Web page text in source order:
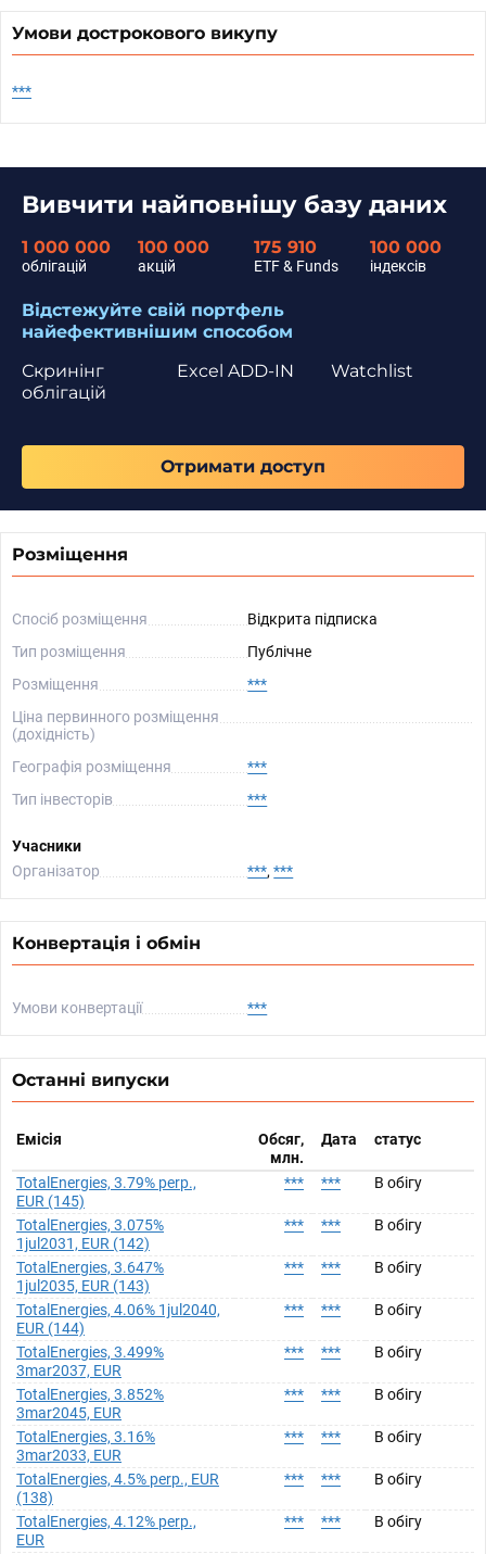
Умови дострокового викупу
***
Вивчити найповнішу базу даних
1 000 000
облігацій
100 000
акцій
175 910
ETF & Funds
100 000
індексів
Відстежуйте свій портфель
найефективнішим способом
Скринінг
облігацій
Watchlist
Excel ADD-IN
Отримати доступ
Розміщення
Спосіб розміщення
Відкрита підписка
Тип розміщення
Публічне
Розміщення
***
Ціна первинного розміщення
(дохідність)
Географія розміщення
***
Тип інвесторів
***
Учасники
Організатор
***, ***
Конвертація і обмін
Умови конвертації ***
Останні випуски
Емісія
Обсяг,
млн.
Дата статус
TotalEnergies, 3.79% perp.,
EUR (145)
*** *** В обігу
TotalEnergies, 3.075%
1jul2031, EUR (142)
*** *** В обігу
TotalEnergies, 3.647%
1jul2035, EUR (143)
*** *** В обігу
TotalEnergies, 4.06% 1jul2040,
EUR (144)
*** *** В обігу
TotalEnergies, 3.499%
3mar2037, EUR
*** *** В обігу
TotalEnergies, 3.852%
3mar2045, EUR
*** *** В обігу
TotalEnergies, 3.16%
3mar2033, EUR
*** *** В обігу
TotalEnergies, 4.5% perp., EUR
(138)
*** *** В обігу
TotalEnergies, 4.12% perp.,
EUR
*** *** В обігу